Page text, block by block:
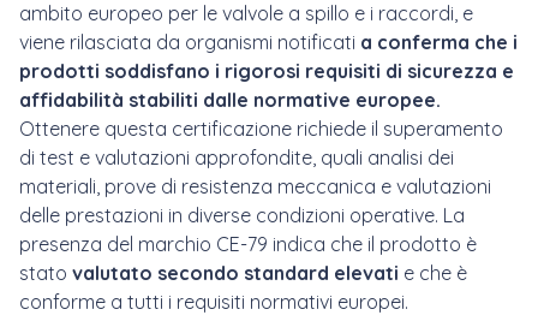
ambito europeo per le valvole a spillo e i raccordi, e
viene rilasciata da organismi notificati a conferma che i
prodotti soddisfano i rigorosi requisiti di sicurezza e
affidabilità stabiliti dalle normative europee.
Ottenere questa certificazione richiede il superamento
di test e valutazioni approfondite, quali analisi dei
materiali, prove di resistenza meccanica e valutazioni
delle prestazioni in diverse condizioni operative. La
presenza del marchio CE-79 indica che il prodotto è
stato valutato secondo standard elevati e che è
conforme a tutti i requisiti normativi europei.